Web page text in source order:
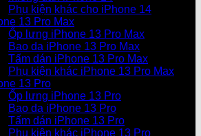
Phụ kiện khác cho iPhone 14
13 Pro Max
Ốp lưng iPhone 13 Pro Max
Bao da iPhone 13 Pro Max
Tấm dán iPhone 13 Pro Max
Phụ kiện khác iPhone 13 Pro Max
13 Pro
Ốp lưng iPhone 13 Pro
Bao da iPhone 13 Pro
Tấm dán iPhone 13 Pro
Phụ kiện khác iPhone 13 Pro